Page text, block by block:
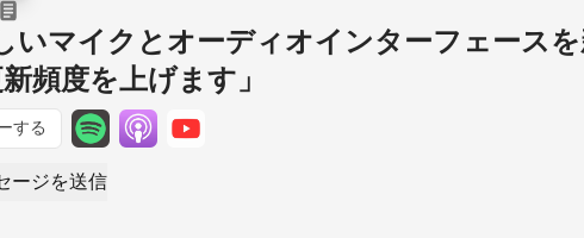
いマイクとオーディオインターフェース
頻度を上げます」
する
ージを送信